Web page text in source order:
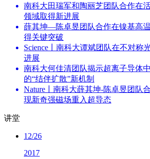
南科大田瑞军和陶丽芝团队合作在
领域取得新进展
薛其坤—陈卓昱团队合作在镍基高
得关键突破
Science丨南科大谭斌团队在不对称
进展
南科大何佳清团队揭示超离子导体
的“结伴扩散”新机制
Nature丨南科大薛其坤-陈卓昱团队
现新奇强磁场重入超导态
讲堂
12/26
2017